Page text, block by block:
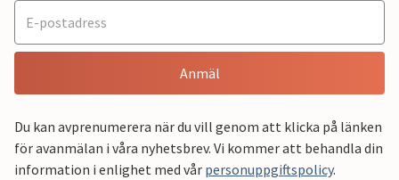
Anmäl
Du kan avprenumerera när du vill genom att klicka på länken
för avanmälan i våra nyhetsbrev. Vi kommer att behandla din
information i enlighet med vår personuppgiftspolicy.